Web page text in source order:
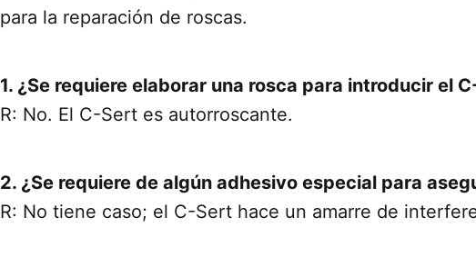
para la reparación de roscas.
1. ¿Se requiere elaborar una rosca para introducir el
R: No. El C-Sert es autorroscante.
2. ¿Se requiere de algún adhesivo especial para
R: No tiene caso; el C-Sert hace un amarre de